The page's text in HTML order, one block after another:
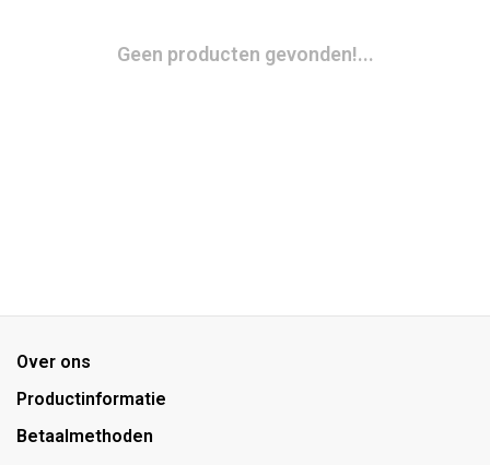
Geen producten gevonden!...
Over ons
Productinformatie
Betaalmethoden